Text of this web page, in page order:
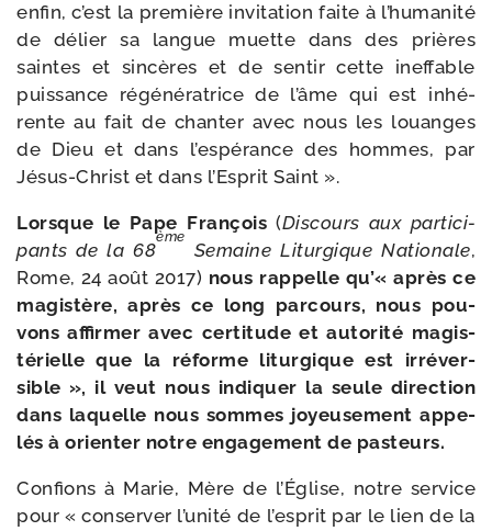
enfin, c’est la pre­mière invi­ta­tion faite à l’humanité
de délier sa langue muette dans des prières
saintes et sin­cères et de sen­tir cette inef­fable
puis­sance régé­né­ra­trice de l’âme qui est inhé­
rente au fait de chan­ter avec nous les louanges
de Dieu et dans l’espérance des hommes, par
Jésus-​Christ et dans l’Esprit Saint ».
Lorsque le Pape François (Discours aux par­ti­ci­
pants de la 68
ème
Semaine Liturgique Nationale,
Rome, 24 août 2017) nous rap­pelle qu’« après ce
magis­tère, après ce long par­cours, nous pou­
vons affir­mer avec cer­ti­tude et auto­ri­té magis­
té­rielle que la réforme litur­gique est irré­ver­
sible », il veut nous indi­quer la seule direc­tion
dans laquelle nous sommes joyeu­se­ment appe­
lés à orien­ter notre enga­ge­ment de pasteurs.
Confions à Marie, Mère de l’Église, notre ser­vice
pour « conser­ver l’unité de l’esprit par le lien de la